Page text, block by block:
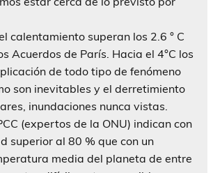
calentamiento superan los 2.6 ° C
Acuerdos de París. Hacia el 4°C los
de todo tipo de fenómeno
son inevitables y el derretimiento
inundaciones nunca vistas.
(expertos de la ONU) indican con
superior al 80 % que con un
media del planeta de entre